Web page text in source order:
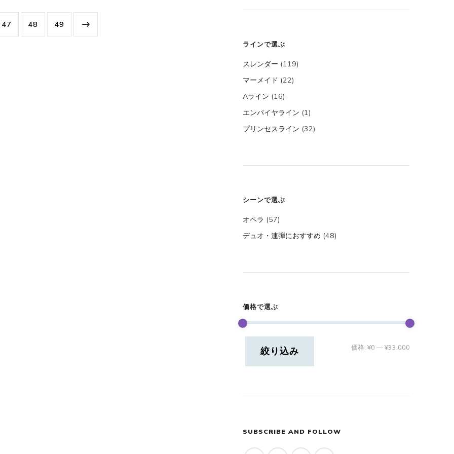
47 48 49
ラインで選ぶ
スレンダー (119)
マーメイド (22)
Aライン (16)
エンパイヤライン (1)
プリンセスライン (32)
シーンで選ぶ
オペラ (57)
デュオ・連弾におすすめ (48)
価格で選ぶ
絞り込み 価格: ¥0 —¥33,000
SUBSCRIBE AND FOLLOW